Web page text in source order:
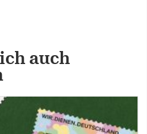
auch